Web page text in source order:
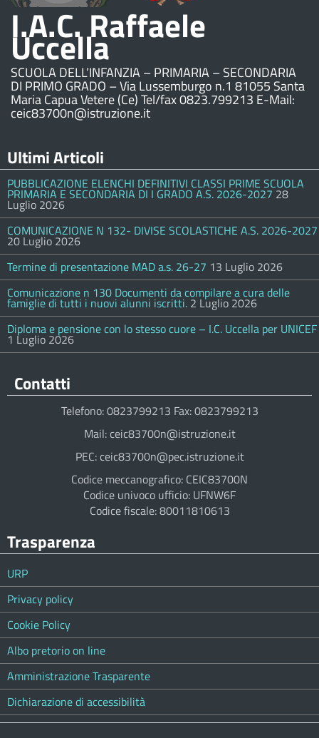
I.A.C. Raffaele
Uccella
SCUOLA DELL’INFANZIA – PRIMARIA – SECONDARIA
DI PRIMO GRADO – Via Lussemburgo n.1 81055 Santa
Maria Capua Vetere (Ce) Tel/fax 0823.799213 E-Mail:
ceic83700n@istruzione.it
Ultimi Articoli
PUBBLICAZIONE ELENCHI DEFINITIVI CLASSI PRIME SCUOLA
PRIMARIA E SECONDARIA DI I GRADO A.S. 2026-2027 28
Luglio 2026
COMUNICAZIONE N 132- DIVISE SCOLASTICHE A.S. 2026-2027
20 Luglio 2026
Termine di presentazione MAD a.s. 26-27 13 Luglio 2026
Comunicazione n 130 Documenti da compilare a cura delle
famiglie di tutti i nuovi alunni iscritti. 2 Luglio 2026
Diploma e pensione con lo stesso cuore – I.C. Uccella per UNICEF
1 Luglio 2026
Contatti
Telefono: 0823799213 Fax: 0823799213
Mail: ceic83700n@istruzione.it
PEC: ceic83700n@pec.istruzione.it
Codice meccanografico: CEIC83700N
Codice univoco ufficio: UFNW6F
Codice fiscale: 80011810613
Trasparenza
URP
Privacy policy
Cookie Policy
Albo pretorio on line
Amministrazione Trasparente
Dichiarazione di accessibilità